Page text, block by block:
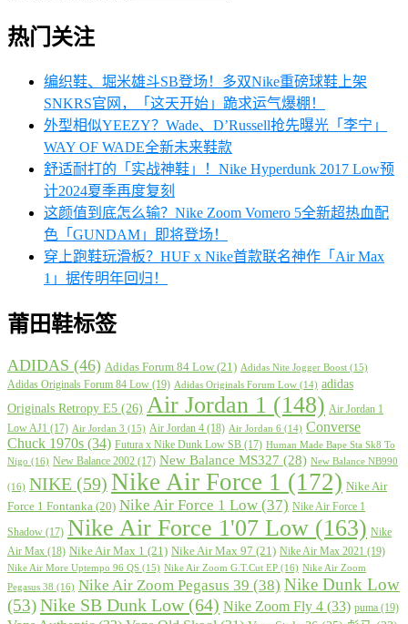
热门关注
编织鞋、堀米雄斗SB登场！多双Nike重磅球鞋上架
SNKRS官网，「这天开始」跪求运气爆棚！
外型相似YEEZY？Wade、D’Russell抢先曝光「李宁」
WAY OF WADE全新未来鞋款
舒适耐打的「实战神鞋」！Nike Hyperdunk 2017 Low预
计2024夏季再度复刻
这颜值到底怎么输？Nike Zoom Vomero 5全新超热血配
色「GUNDAM」即将登场！
穿上跑鞋玩滑板？HUF x Nike首款联名神作「Air Max
1」据传明年回归！
莆田鞋标签
ADIDAS (46) Adidas Forum 84 Low (21) Adidas Nite Jogger Boost (15)
Adidas Originals Forum 84 Low (19) Adidas Originals Forum Low (14) adidas
Originals Retropy E5 (26) Air Jordan 1 (148) Air Jordan 1
Low AJ1 (17) Air Jordan 3 (15) Air Jordan 4 (18) Air Jordan 6 (14) Converse
Chuck 1970s (34) Futura x Nike Dunk Low SB (17) Human Made Bape Sta Sk8 To
Nigo (16) New Balance 2002 (17) New Balance MS327 (28) New Balance NB990
(16) NIKE (59) Nike Air Force 1 (172) Nike Air
Force 1 Fontanka (20) Nike Air Force 1 Low (37) Nike Air Force 1
Shadow (17) Nike Air Force 1'07 Low (163) Nike
Air Max (18) Nike Air Max 1 (21) Nike Air Max 97 (21) Nike Air Max 2021 (19)
Nike Air More Uptempo 96 QS (15) Nike Air Zoom G.T.Cut EP (16) Nike Air Zoom
Pegasus 38 (16) Nike Air Zoom Pegasus 39 (38) Nike Dunk Low
(53)Nike SB Dunk Low(64) Nike Zoom Fly 4 (33) puma (19)